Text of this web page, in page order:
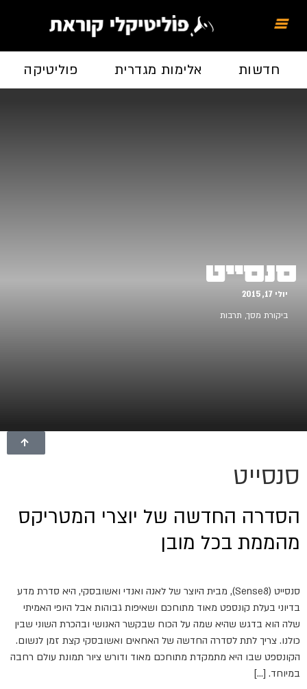
חדשות אלימות מגדרית פוליטיקה
סנסייט
יולי 17, 2015
ביקורת מסך, תרבות
סנסייט
הסדרה החדשה של יוצרי המטריקס
מהממת בכל מובן
סנסייט (Sense8), מבית היוצר של לאנה ואנדי ואשובסקי, היא סדרת מדע
בדיוני בעלת קונספט מאוד מתוחכם ושאיפות גבוהות אבל היופי האמיתי
שלה הוא בדגש שהיא שמה על הכוח שבקשר האנושי ובהכרת השוני שבין
כולנו. צריך לתת לסדרה החדשה של האחאים ואשובסקי קצת זמן לנשום.
הקונספט שבו היא מתמקדת מתוחכם מאוד ודורש ציור תמונת עולם רחבה
במיוחד. […]